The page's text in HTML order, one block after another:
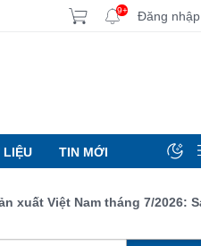
9+ Đăng nhập
LIỆU TIN MỚI
Việt Nam tháng 7/2026: